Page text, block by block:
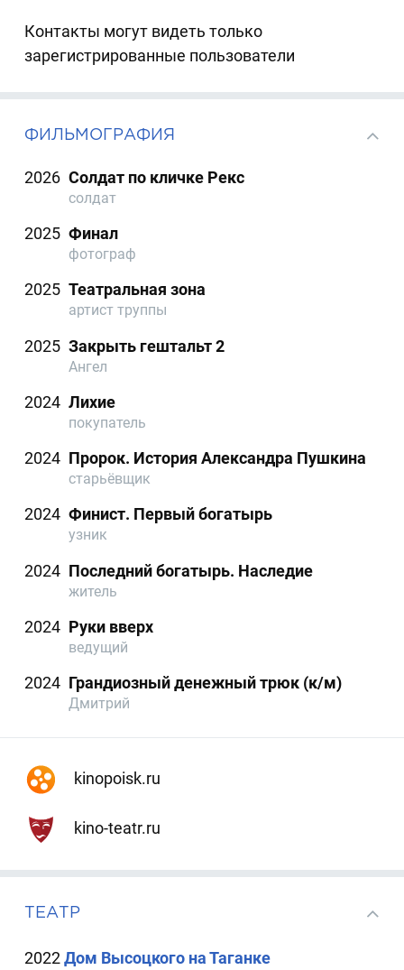
Контакты могут видеть только
зарегистрированные пользователи
ФИЛЬМОГРАФИЯ
2026 Солдат по кличке Рекс
солдат
2025 Финал
фотограф
2025 Театральная зона
артист труппы
2025 Закрыть гештальт 2
Ангел
2024 Лихие
покупатель
2024 Пророк. История Александра Пушкина
старьёвщик
2024 Финист. Первый богатырь
узник
2024 Последний богатырь. Наследие
житель
2024 Руки вверх
ведущий
2024 Грандиозный денежный трюк (к/м)
Дмитрий
kinopoisk.ru
kino-teatr.ru
ТЕАТР
2022Дом Высоцкого на Таганке